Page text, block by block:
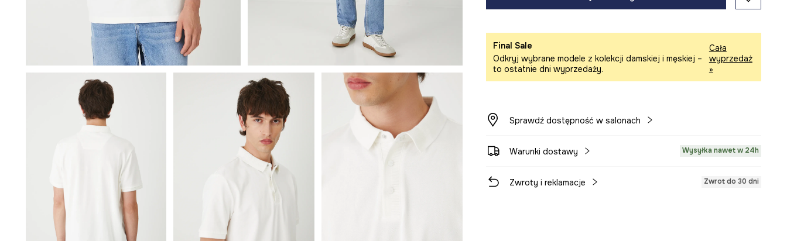
Final Sale
Odkryj wybrane modele z kolekcji damskiej i męskiej –
to ostatnie dni wyprzedaży.
Cała
wyprzedaż
»
Sprawdź dostępność w salonach
Warunki dostawy Wysyłka nawet w 24h
Zwroty i reklamacje Zwrot do 30 dni